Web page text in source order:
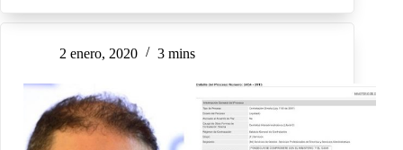
2 enero, 2020 3 mins